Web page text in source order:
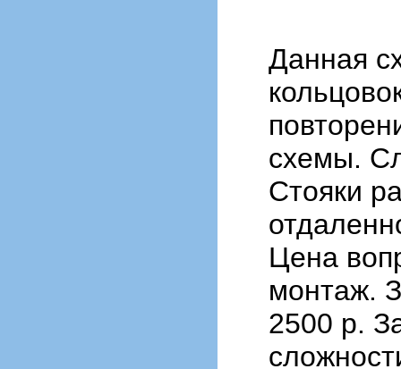
Данная
схемы.
Стояки
Цена
монтаж.
2500 р.